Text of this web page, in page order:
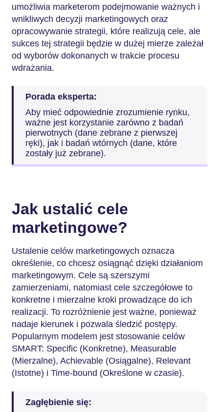
umożliwia marketerom podejmowanie ważnych i
wnikliwych decyzji marketingowych oraz
opracowywanie strategii, które realizują cele, ale
sukces tej strategii będzie w dużej mierze zależał
od wyborów dokonanych w trakcie procesu
wdrażania.
Porada eksperta:
Aby mieć odpowiednie zrozumienie rynku,
ważne jest korzystanie zarówno z badań
pierwotnych (dane zebrane z pierwszej
ręki), jak i badań wtórnych (dane, które
zostały już zebrane).
Jak ustalić cele
marketingowe?
Ustalenie celów marketingowych oznacza
określenie, co chcesz osiągnąć dzięki działaniom
marketingowym. Cele są szerszymi
zamierzeniami, natomiast cele szczegółowe to
konkretne i mierzalne kroki prowadzące do ich
realizacji. To rozróżnienie jest ważne, ponieważ
nadaje kierunek i pozwala śledzić postępy.
Popularnym modelem jest stosowanie celów
SMART: Specific (Konkretne), Measurable
(Mierzalne), Achievable (Osiągalne), Relevant
(Istotne) i Time-bound (Określone w czasie).
Zagłębienie się: